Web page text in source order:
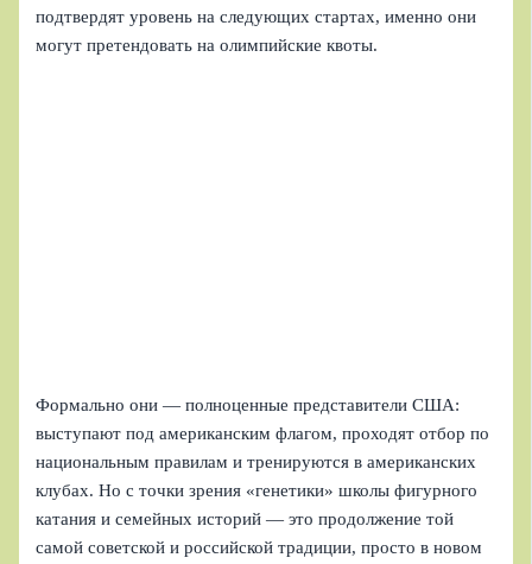
подтвердят уровень на следующих стартах, именно они
могут претендовать на олимпийские квоты.
Формально они — полноценные представители США:
выступают под американским флагом, проходят отбор по
национальным правилам и тренируются в американских
клубах. Но с точки зрения «генетики» школы фигурного
катания и семейных историй — это продолжение той
самой советской и российской традиции, просто в новом